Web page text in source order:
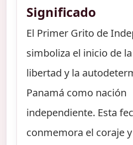
Significado
El Primer Grito de
simboliza el inicio de
libertad y la
Panamá como nación
independiente. Esta
conmemora el coraje